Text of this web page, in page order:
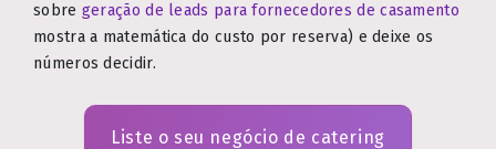
sobre geração de leads para fornecedores de casamento
mostra a matemática do custo por reserva) e deixe os
números decidir.
Liste o seu negócio de catering